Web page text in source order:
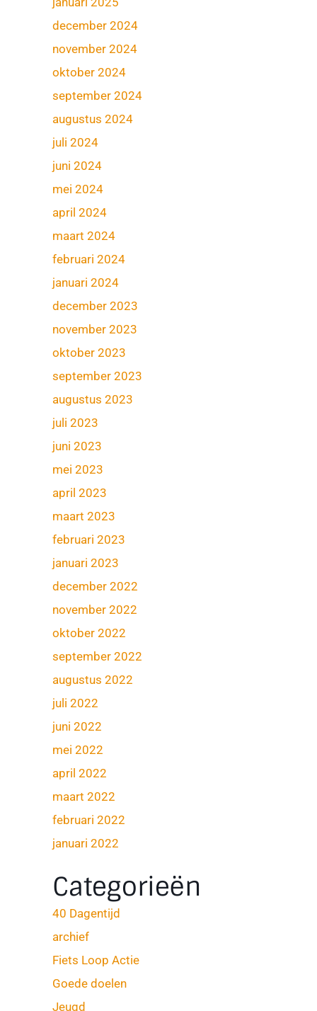
december 2024
november 2024
oktober 2024
september 2024
augustus 2024
juli 2024
juni 2024
mei 2024
april 2024
maart 2024
februari 2024
januari 2024
december 2023
november 2023
oktober 2023
september 2023
augustus 2023
juli 2023
juni 2023
mei 2023
april 2023
maart 2023
februari 2023
januari 2023
december 2022
november 2022
oktober 2022
september 2022
augustus 2022
juli 2022
juni 2022
mei 2022
april 2022
maart 2022
februari 2022
januari 2022
Categorieën
40 Dagentijd
archief
Fiets Loop Actie
Goede doelen
Jeugd